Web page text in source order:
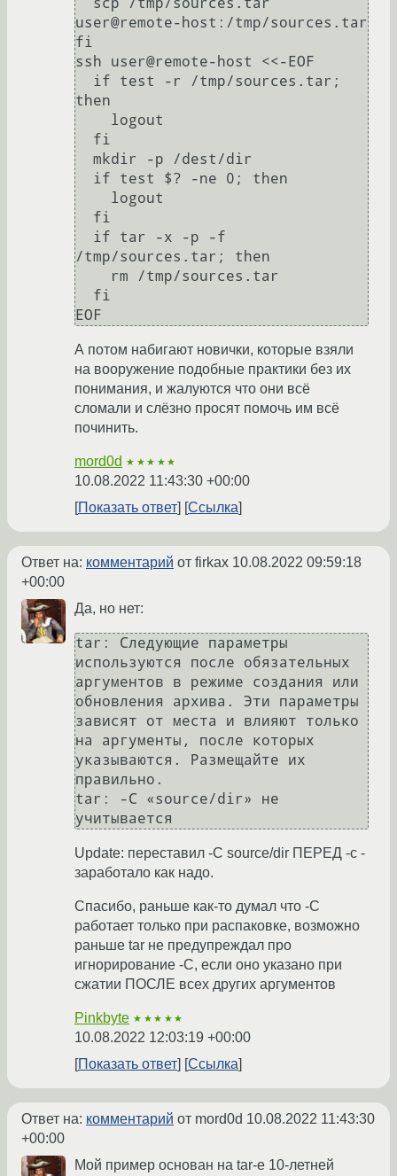
user@remote-host:/tmp/sources.tar
fi
ssh user@remote-host <<-EOF
then
/tmp/sources.tar; then
А потом набигают новички, которые взяли
на вооружение подобные практики без их
понимания, и жалуются что они всё
сломали и слёзно просят помочь им всё
починить.
mord0d ★★★★★
10.08.2022 11:43:30 +00:00
Показать ответ
Ссылка
Ответ на: комментарий от firkax 10.08.2022 09:59:18
+00:00
Да, но нет:
tar: Следующие параметры
используются после обязательных
аргументов в режиме создания или
обновления архива. Эти параметры
зависят от места и влияют только
на аргументы, после которых
указываются. Размещайте их
правильно.
tar: -C «source/dir» не
Update: переставил -C source/dir ПЕРЕД -c -
заработало как надо.
Спасибо, раньше как-то думал что -C
работает только при распаковке, возможно
раньше tar не предупреждал про
игнорирование -C, если оно указано при
сжатии ПОСЛЕ всех других аргументов
Pinkbyte ★★★★★
10.08.2022 12:03:19 +00:00
Показать ответ
Ссылка
Ответ на: комментарий от mord0d 10.08.2022 11:43:30
+00:00
Мой пример основан на tar-е 10-летней